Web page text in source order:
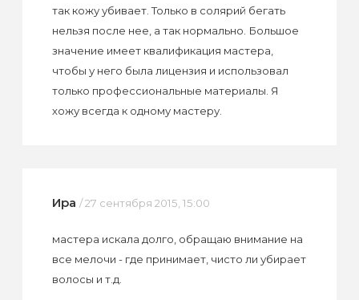
так кожу убивает. Только в солярий бегать
нельзя после нее, а так нормально. Большое
значение имеет квалификация мастера,
чтобы у него была лицензия и использовал
только профессиональные материалы. Я
хожу всегда к одному мастеру.
Ира / 27 сентября 2015, 15:00
мастера искала долго, обращаю внимание на
все мелочи - где принимает, чисто ли убирает
волосы и т.д.